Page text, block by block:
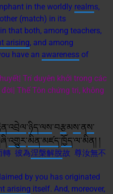
in the worldly realms,
(match) in its
that both, among teachers,
arising, and among
have an awareness of
Trí duyên khởi trong các
Thế Tôn chứng tri, không
་ཉིད་ལས་བརྩམས་ནས་
འགྱུར་མིན་མཛད་ཁྱོད་ལ་མིན། །
轉 彼為涅槃解脫故 尊汝無不
by you has originated
arising itself. And, moreover,